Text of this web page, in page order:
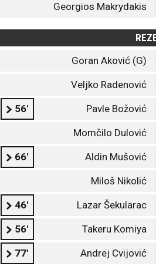
Georgios Makrydakis
Goran Aković (G)
Veljko Radenović
56' Pavle Božović
Momčilo Dulović
66' Aldin Mušović
Miloš Nikolić
46' Lazar Šekularac
56' Takeru Komiya
77' Andrej Cvijović